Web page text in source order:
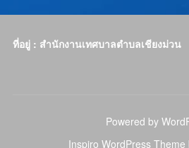
ที่อยู่ : สำนักงานเทศบาลตำบลเชียงม่วน
Powered by
Inspiro WordPress Theme